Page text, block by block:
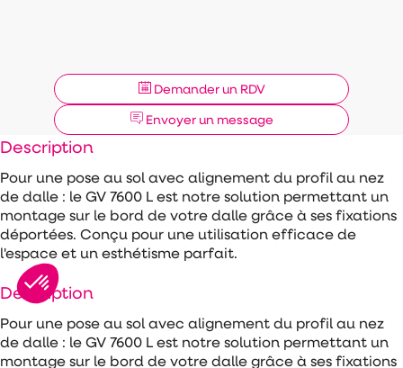
Demander un RDV
Envoyer un message
Description
Pour une pose au sol avec alignement du profil au nez
de dalle : le GV 7600 L est notre solution permettant un
montage sur le bord de votre dalle grâce à ses fixations
déportées. Conçu pour une utilisation efficace de
l'espace et un esthétisme parfait.
Description
Pour une pose au sol avec alignement du profil au nez
de dalle : le GV 7600 L est notre solution permettant un
montage sur le bord de votre dalle grâce à ses fixations